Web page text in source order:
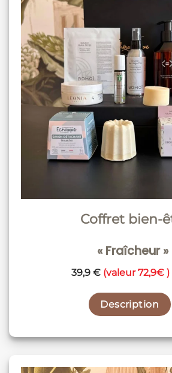
Coffret bien-
« Fraîcheur »
39,9 €(valeur 72,9€ )
Description